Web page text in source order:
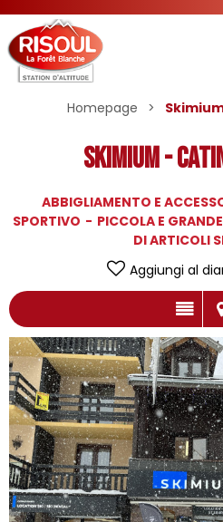
Homepage >
Skimium -
ABBIGLIAMENTO E
SPORTIVO
PICCOLA E
DI ARTICOLI
Aggiungi al